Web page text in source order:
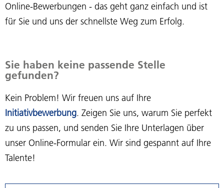
Online-Bewerbungen - das geht ganz einfach und ist
für Sie und uns der schnellste Weg zum Erfolg.
Sie haben keine passende Stelle
gefunden?
Kein Problem! Wir freuen uns auf Ihre
Initiativbewerbung. Zeigen Sie uns, warum Sie perfekt
zu uns passen, und senden Sie Ihre Unterlagen über
unser Online-Formular ein. Wir sind gespannt auf Ihre
Talente!